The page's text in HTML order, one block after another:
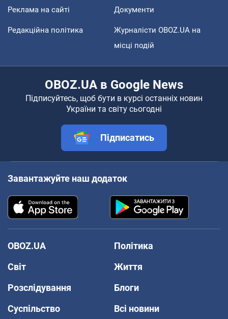
Реклама на сайті Документи
Редакційна політика
Журналісти OBOZ.UA на
місці подій
OBOZ.UA в Google News
Підписуйтесь, щоб бути в курсі останніх новин
України та світу сьогодні
Підписатись
Завантажуйте наш додаток
OBOZ.UA
Політика
Світ
Життя
Розслідування
Блоги
Суспільство
Всі новини